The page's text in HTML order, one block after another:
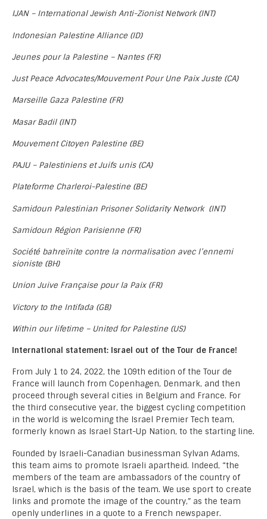
IJAN – International Jewish Anti-Zionist Network (INT)
Indonesian Palestine Alliance (ID)
Jeunes pour la Palestine – Nantes (FR)
Just Peace Advocates/Mouvement Pour Une Paix Juste (CA)
Marseille Gaza Palestine (FR)
Masar Badil (INT)
Mouvement Citoyen Palestine (BE)
PAJU – Palestiniens et Juifs unis (CA)
Plateforme Charleroi-Palestine (BE)
Samidoun Palestinian Prisoner Solidarity Network (INT)
Samidoun Région Parisienne (FR)
Société bahreïnite contre la normalisation avec l’ennemi
sioniste (BH)
Union Juive Française pour la Paix (FR)
Victory to the Intifada (GB)
Within our lifetime – United for Palestine (US)
International statement: Israel out of the Tour de France!
From July 1 to 24, 2022, the 109th edition of the Tour de
France will launch from Copenhagen, Denmark, and then
proceed through several cities in Belgium and France. For
the third consecutive year, the biggest cycling competition
in the world is welcoming the Israel Premier Tech team,
formerly known as Israel Start-Up Nation, to the starting line.
Founded by Israeli-Canadian businessman Sylvan Adams,
this team aims to promote Israeli apartheid. Indeed, “the
members of the team are ambassadors of the country of
Israel, which is the basis of the team. We use sport to create
links and promote the image of the country,” as the team
openly underlines in a quote to a French newspaper.